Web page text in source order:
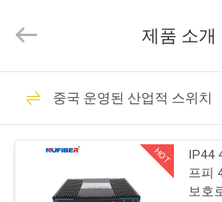
제
Fivision
Digital
Reserved.
Developed
100G
신기
제품 소개
중국 운영된 산업적 스위치
HOT
IP44
프피
보호